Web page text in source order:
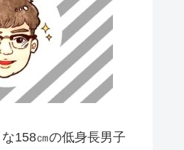
158㎝の低身長男子